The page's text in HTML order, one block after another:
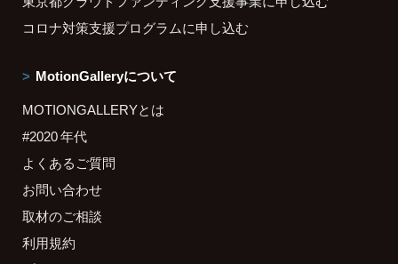
コロナ対策支援プログラムに申し込む
MotionGalleryについて
MOTIONGALLERYとは
#2020 年代
よくあるご質問
お問い合わせ
取材のご相談
利用規約